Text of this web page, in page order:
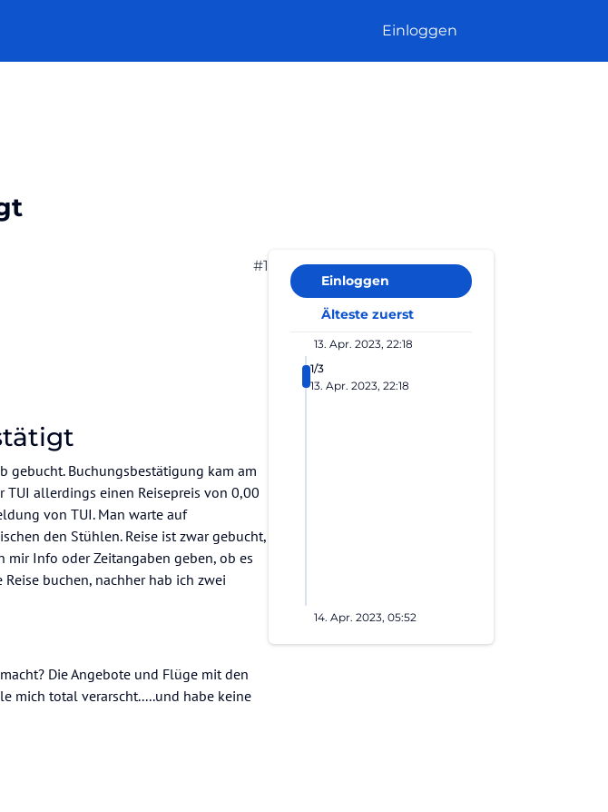
Einloggen
#1
gebucht. Buchungsbestätigung kam am
TUI allerdings einen Reisepreis von 0,00
von TUI. Man warte auf
den Stühlen. Reise ist zwar gebucht,
Info oder Zeitangaben geben, ob es
buchen, nachher hab ich zwei
Die Angebote und Flüge mit den
mich total verarscht.....und habe keine
Einloggen
Älteste zuerst
13. Apr. 2023, 22:18
1/3
13. Apr. 2023, 22:18
14. Apr. 2023, 05:52